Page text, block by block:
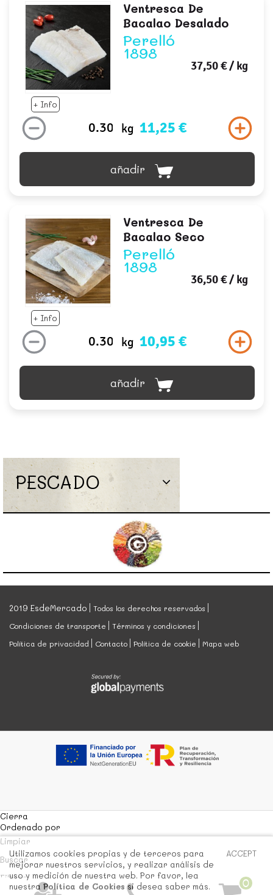
+ Info
Ventresca De
Bacalao Desalado
Perelló
1898
37,50 €/ kg
kg 11,25 €
añadir
+ Info
Ventresca De
Bacalao Seco
Perelló
1898
36,50 €/ kg
kg 10,95 €
añadir
PESCADO
0
2019 EsdeMercado
Todos los derechos reservados
Condiciones de transporte
Términos y condiciones
Política de privacidad
Contacto Política de cookie Mapa web
ACCEPT
Utilizamos cookies propias y de terceros para
mejorar nuestros servicios, y realizar análisis de
uso y medición de nuestra web. Por favor, lea
nuestra Política de Cookies si desea saber más.
Cierra
Ordenado por
Limpiar
Buscar
Filtrar